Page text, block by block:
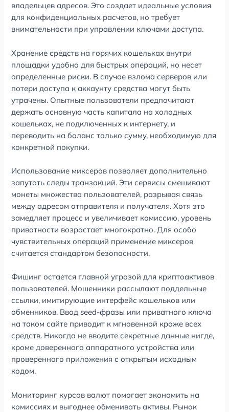
владельцев адресов. Это создает идеальные условия
для конфиденциальных расчетов, но требует
внимательности при управлении ключами доступа.
Хранение средств на горячих кошельках внутри
площадки удобно для быстрых операций, но несет
определенные риски. В случае взлома серверов или
потери доступа к аккаунту средства могут быть
утрачены. Опытные пользователи предпочитают
держать основную часть капитала на холодных
кошельках, не подключенных к интернету, и
переводить на баланс только сумму, необходимую для
конкретной покупки.
Использование миксеров позволяет дополнительно
запутать следы транзакций. Эти сервисы смешивают
монеты множества пользователей, разрывая связь
между адресом отправителя и получателя. Хотя это
замедляет процесс и увеличивает комиссию, уровень
приватности возрастает многократно. Для особо
чувствительных операций применение миксеров
считается стандартом безопасности.
Фишинг остается главной угрозой для криптоактивов
пользователей. Мошенники рассылают поддельные
ссылки, имитирующие интерфейс кошельков или
обменников. Ввод seed-фразы или приватного ключа
на таком сайте приводит к мгновенной краже всех
средств. Никогда не вводите секретные данные нигде,
кроме доверенного аппаратного устройства или
проверенного приложения с открытым исходным
кодом.
Мониторинг курсов валют помогает экономить на
комиссиях и выгоднее обменивать активы. Рынок